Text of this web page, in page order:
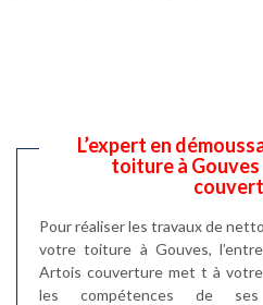
L’expert en
toiture à
Pour réaliser les travaux de
votre toiture à Gouves,
Artois couverture met t à
les compétences de ses